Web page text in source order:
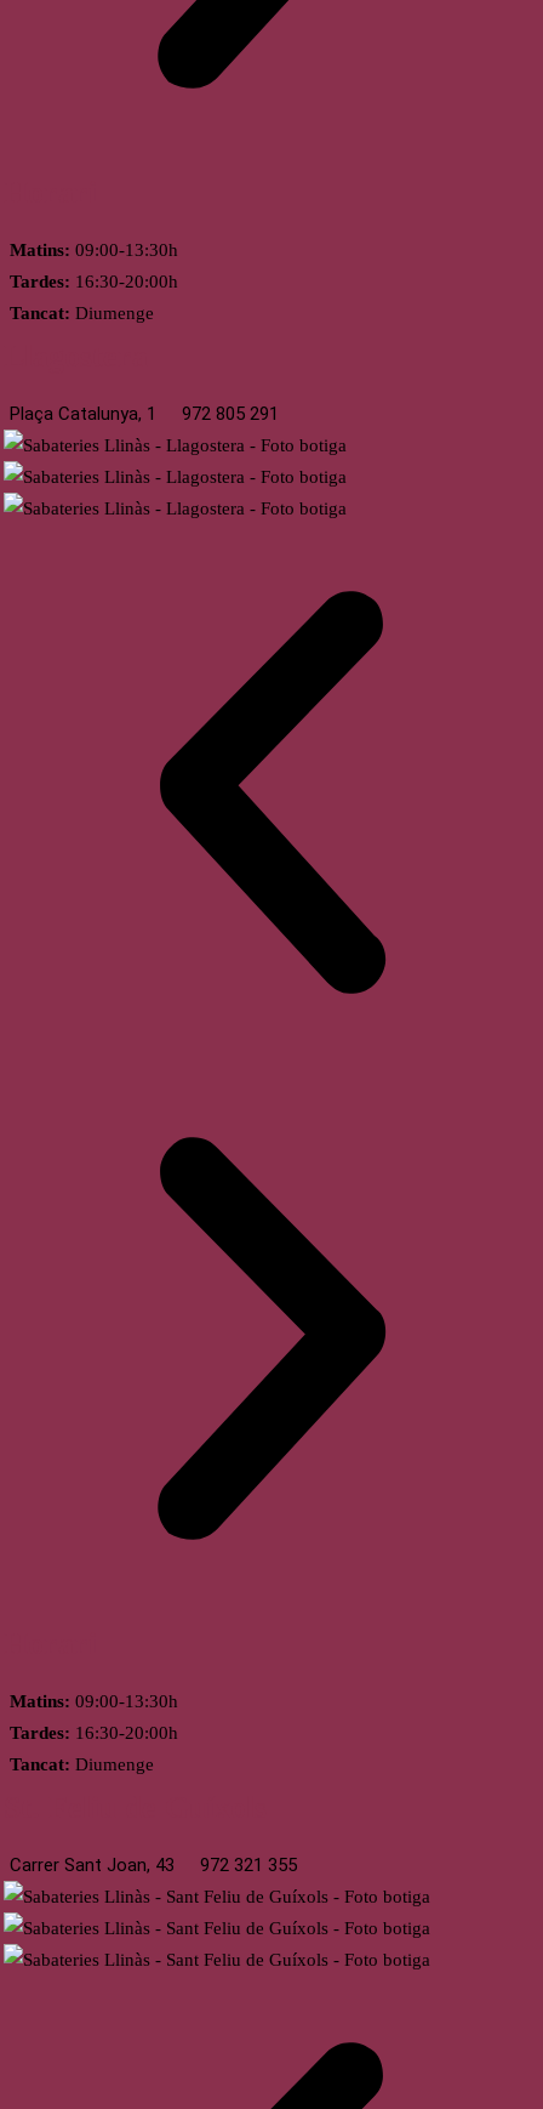
Matins: 09:00-13:30h
Tardes: 16:30-20:00h
Tancat: Diumenge
Plaça Catalunya, 1 972 805 291
Matins: 09:00-13:30h
Tardes: 16:30-20:00h
Tancat: Diumenge
Carrer Sant Joan, 43 972 321 355